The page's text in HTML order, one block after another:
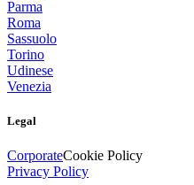
Parma
Roma
Sassuolo
Torino
Udinese
Venezia
Legal
CorporateCookie Policy
Privacy Policy